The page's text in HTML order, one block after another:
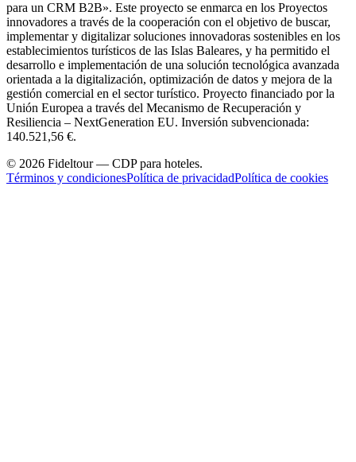
para un CRM B2B». Este proyecto se enmarca en los Proyectos
innovadores a través de la cooperación con el objetivo de buscar,
implementar y digitalizar soluciones innovadoras sostenibles en los
establecimientos turísticos de las Islas Baleares, y ha permitido el
desarrollo e implementación de una solución tecnológica avanzada
orientada a la digitalización, optimización de datos y mejora de la
gestión comercial en el sector turístico. Proyecto financiado por la
Unión Europea a través del Mecanismo de Recuperación y
Resiliencia – NextGeneration EU. Inversión subvencionada:
140.521,56 €.
© 2026 Fideltour — CDP para hoteles.
Términos y condicionesPolítica de privacidadPolítica de cookies